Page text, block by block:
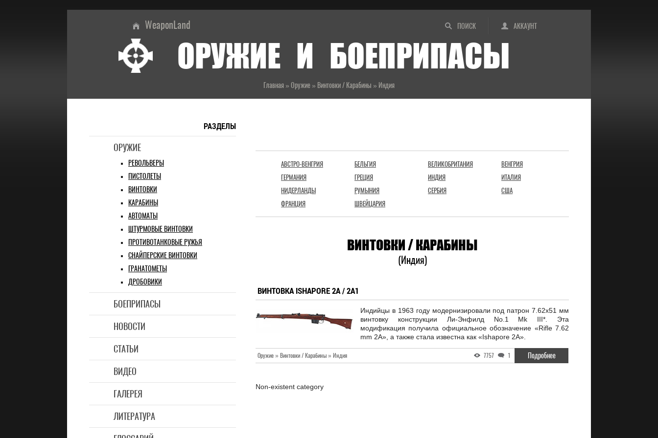
ПОИСК АККАУНТ
WeaponLand
ОРУЖИЕ И БОЕПРИПАСЫ
Главная » Оружие » Винтовки / Карабины » Индия
РАЗДЕЛЫ
ОРУЖИЕ
РЕВОЛЬВЕРЫ
ПИСТОЛЕТЫ
ВИНТОВКИ
КАРАБИНЫ
АВТОМАТЫ
ШТУРМОВЫЕ ВИНТОВКИ
ПРОТИВОТАНКОВЫЕ РУЖЬЯ
СНАЙПЕРСКИЕ ВИНТОВКИ
ГРАНАТОМЕТЫ
ДРОБОВИКИ
БОЕПРИПАСЫ
НОВОСТИ
СТАТЬИ
ВИДЕО
ГАЛЕРЕЯ
ЛИТЕРАТУРА
АВСТРО-ВЕНГРИЯ БЕЛЬГИЯ ВЕЛИКОБРИТАНИЯ
ВЕНГРИЯ
ГЕРМАНИЯ
ГРЕЦИЯ ИНДИЯ
ИТАЛИЯ
НИДЕРЛАНДЫ
РУМЫНИЯ СЕРБИЯ
США
ФРАНЦИЯ
ШВЕЙЦАРИЯ
ВИНТОВКИ / КАРАБИНЫ
(Индия)
ВИНТОВКА ISHAPORE 2A / 2A1
Индийцы в 1963 году модернизировали под патрон 7.62x51 мм
винтовку конструкции Ли-Энфилд No.1 Mk III*. Эта
модификация получила официальное обозначение «Rifle 7.62
mm 2A», а также стала известна как «Ishapore 2A».
Оружие » Винтовки / Карабины » Индия 7757 1 Подробнее
Non-existent category